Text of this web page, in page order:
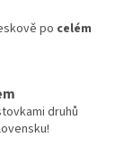
po celém
druhů